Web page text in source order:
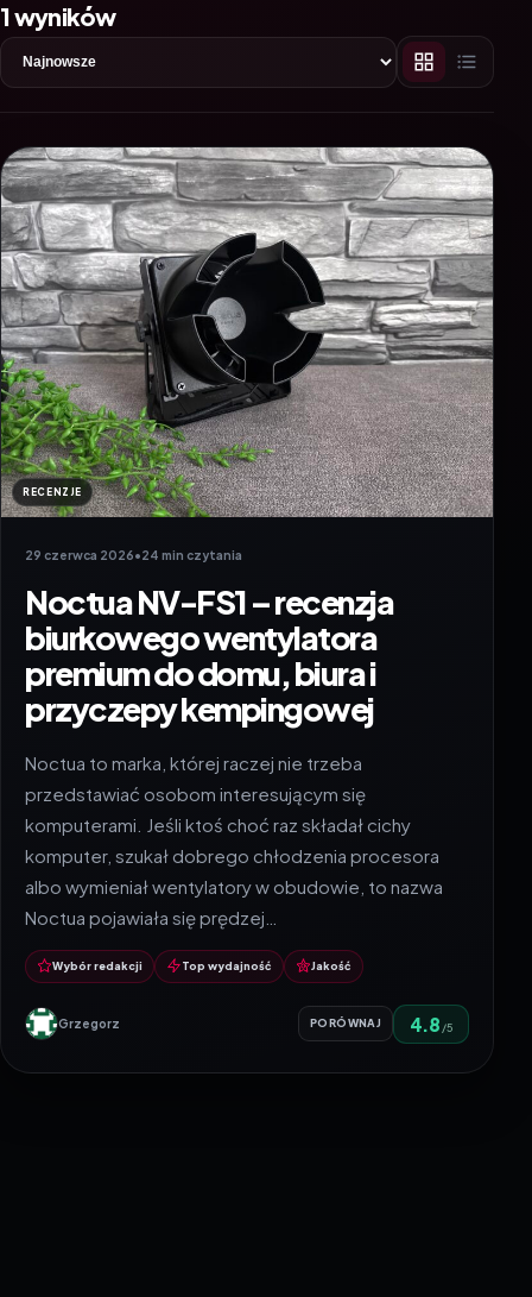
1 wyników
RECENZJE
29 czerwca 2026•24 min czytania
Noctua NV-FS1 – recenzja
biurkowego wentylatora
premium do domu, biura i
przyczepy kempingowej
Noctua to marka, której raczej nie trzeba
przedstawiać osobom interesującym się
komputerami. Jeśli ktoś choć raz składał cichy
komputer, szukał dobrego chłodzenia procesora
albo wymieniał wentylatory w obudowie, to nazwa
Noctua pojawiała się prędzej…
Wybór redakcji Top wydajność Jakość
Grzegorz PORÓWNAJ 4.8 /5